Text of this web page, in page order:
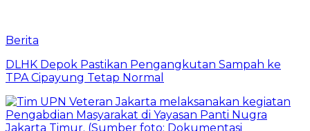
Berita
DLHK Depok Pastikan Pengangkutan Sampah ke
TPA Cipayung Tetap Normal